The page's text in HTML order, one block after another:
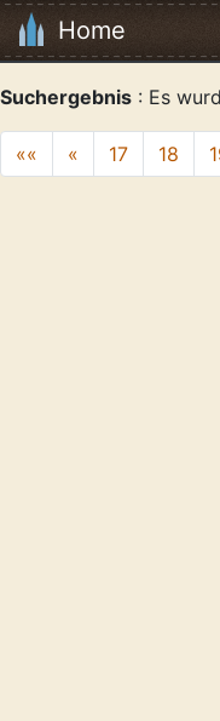
Home
Suchergebnis : Es
«« « 17 18